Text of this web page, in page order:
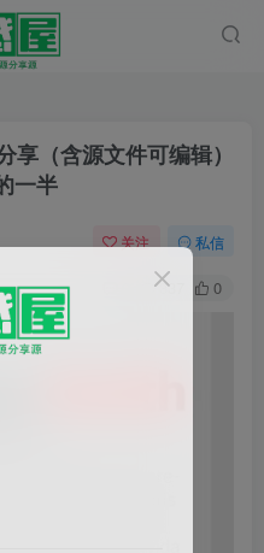
（含源文件可编辑）
一半
关注 私信
337 0